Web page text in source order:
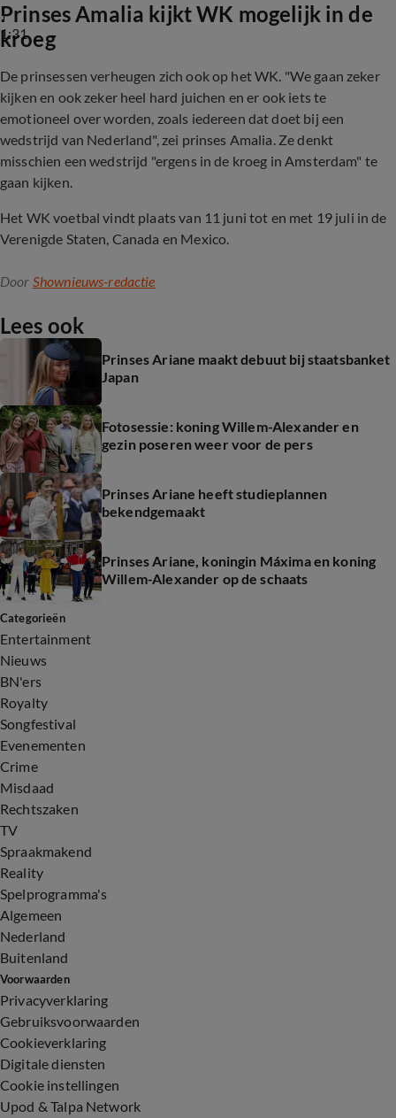
1:31
Prinses Amalia kijkt WK mogelijk in de
kroeg
De prinsessen verheugen zich ook op het WK. "We gaan zeker
kijken en ook zeker heel hard juichen en er ook iets te
emotioneel over worden, zoals iedereen dat doet bij een
wedstrijd van Nederland", zei prinses Amalia. Ze denkt
misschien een wedstrijd "ergens in de kroeg in Amsterdam" te
gaan kijken.
Het WK voetbal vindt plaats van 11 juni tot en met 19 juli in de
Verenigde Staten, Canada en Mexico.
Door Shownieuws-redactie
Lees ook
Prinses Ariane maakt debuut bij staatsbanket
Japan
Fotosessie: koning Willem-Alexander en
gezin poseren weer voor de pers
Prinses Ariane heeft studieplannen
bekendgemaakt
Prinses Ariane, koningin Máxima en koning
Willem-Alexander op de schaats
Categorieën
Entertainment
Nieuws
BN'ers
Royalty
Songfestival
Evenementen
Crime
Misdaad
Rechtszaken
TV
Spraakmakend
Reality
Spelprogramma's
Algemeen
Nederland
Buitenland
Voorwaarden
Privacyverklaring
Gebruiksvoorwaarden
Cookieverklaring
Digitale diensten
Cookie instellingen
Upod & Talpa Network